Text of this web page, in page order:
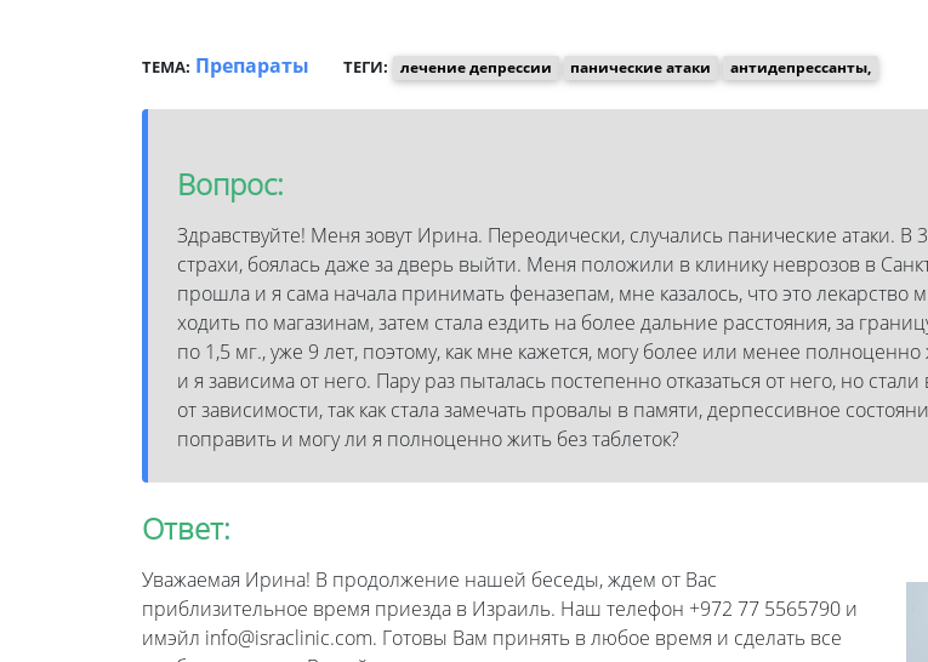
ТЕМА: Препараты ТЕГИ: лечение депрессии панические атаки антидепрессанты,
Вопрос:
Здравствуйте! Меня зовут Ирина. Переодически, случались панические атаки. В
страхи, боялась даже за дверь выйти. Меня положили в клинику неврозов в
прошла и я сама начала принимать феназепам, мне казалось, что это лекарство
ходить по магазинам, затем стала ездить на более дальние расстояния, за
по 1,5 мг., уже 9 лет, поэтому, как мне кажется, могу более или менее
и я зависима от него. Пару раз пыталась постепенно отказаться от него, но
от зависимости, так как стала замечать провалы в памяти, дерпессивное
поправить и могу ли я полноценно жить без таблеток?
Ответ:
Уважаемая Ирина! В продолжение нашей беседы, ждем от Вас
приблизительное время приезда в Израиль. Наш телефон +972 77 5565790 и
имэйл info@israclinic.com. Готовы Вам принять в любое время и сделать все